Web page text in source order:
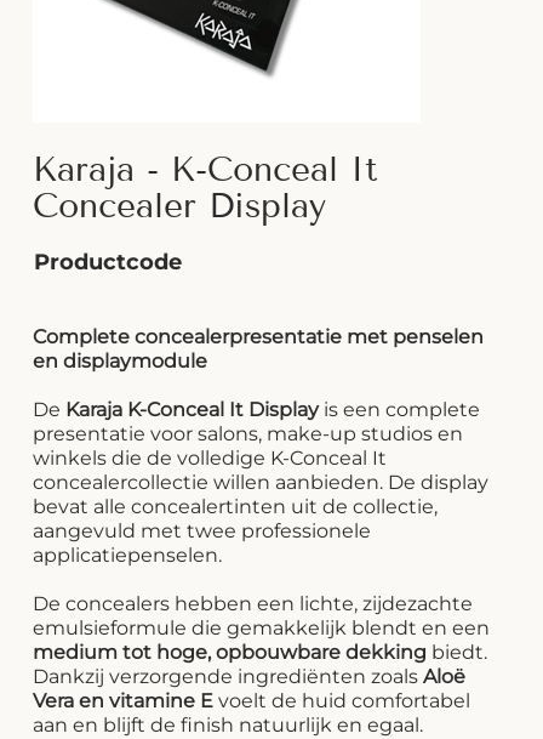
Karaja - K-Conceal It
Concealer Display
Productcode
Complete concealerpresentatie met penselen
en displaymodule
De Karaja K-Conceal It Displayis een complete
presentatie voor salons, make-up studios en
winkels die de volledige K-Conceal It
concealercollectie willen aanbieden. De display
bevat alle concealertinten uit de collectie,
aangevuld met twee professionele
applicatiepenselen.
De concealers hebben een lichte, zijdezachte
emulsieformule die gemakkelijk blendt en een
medium tot hoge, opbouwbare dekking biedt.
Dankzij verzorgende ingrediënten zoalsAloë
Vera en vitamine E voelt de huid comfortabel
aan en blijft de finish natuurlijk en egaal.